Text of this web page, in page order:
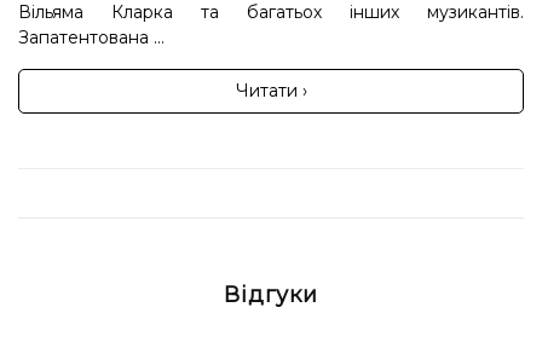
Вільяма Кларка та багатьох інших музикантів.
Запатентована ...
Читати ›
Відгуки